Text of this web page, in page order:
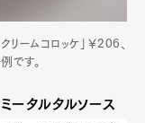
リームコロッケ」￥206、
です。
ータルタルソース